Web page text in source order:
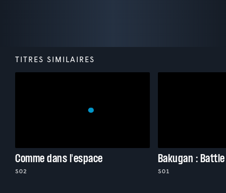
TITRES SIMILAIRES
Comme dans l'espace
S02
Bakugan :
S01